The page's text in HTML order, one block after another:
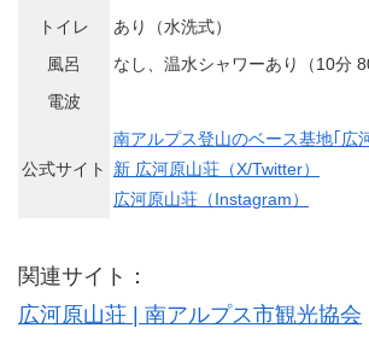
トイレ
あり（水洗式）
風呂
なし、温水シャワーあり（10分
電波
公式サイト
南アルプス登山のベース基地｢広
新 広河原山荘（X/Twitter）
広河原山荘（Instagram）
関連サイト：
広河原山荘 | 南アルプス市観光協会